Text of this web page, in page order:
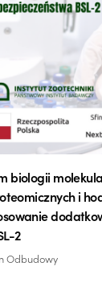
biologii
i
2
Odbudowy